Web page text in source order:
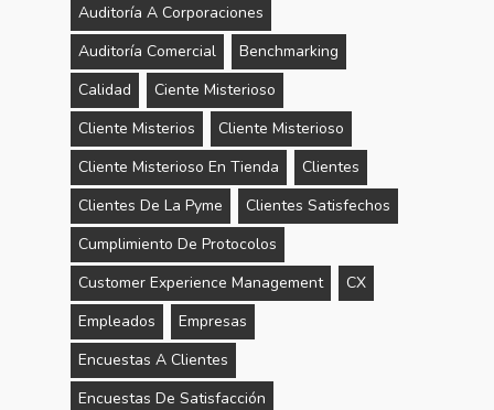
Auditoría A Corporaciones
Auditoría Comercial
Benchmarking
Calidad
Ciente Misterioso
Cliente Misterios
Cliente Misterioso
Cliente Misterioso En Tienda
Clientes
Clientes De La Pyme
Clientes Satisfechos
Cumplimiento De Protocolos
Customer Experience Management
CX
Empleados
Empresas
Encuestas A Clientes
Encuestas De Satisfacción